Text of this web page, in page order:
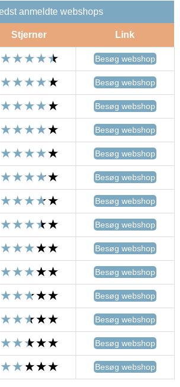
anmeldte webshops
Stjerner Link
Besøg webshop
Besøg webshop
Besøg webshop
Besøg webshop
Besøg webshop
Besøg webshop
Besøg webshop
Besøg webshop
Besøg webshop
Besøg webshop
Besøg webshop
Besøg webshop
Besøg webshop
Besøg webshop